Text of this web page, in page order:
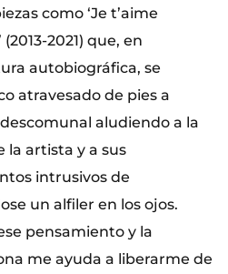
como ‘Je t’aime
2021) que, en
autobiográfica, se
atravesado de pies a
aludiendo a la
la artista y a sus
intrusivos de
un alfiler en los ojos.
pensamiento y la
me ayuda a liberarme de